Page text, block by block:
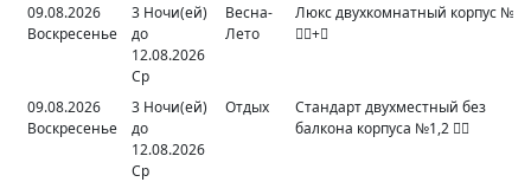
09.08.2026
Воскресенье
3 Ночи(ей)
до
12.08.2026
Ср
Весна-
Лето
Люкс двухкомнатный корпус №5
+
09.08.2026
Воскресенье
3 Ночи(ей)
до
12.08.2026
Ср
Отдых
Стандарт двухместный без
балкона корпуса №1,2 